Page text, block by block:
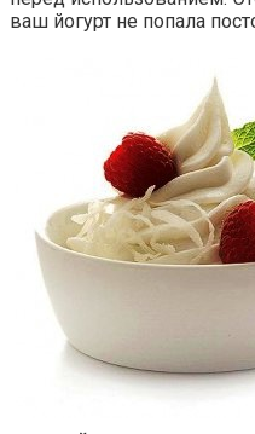
ваш йогурт не попала